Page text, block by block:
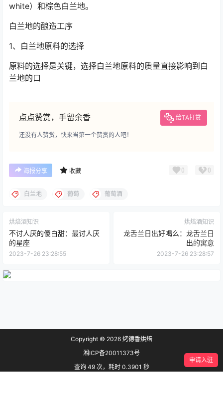
white）和棕色白兰地。
白兰地的酿造工序
1、白兰地原料的选择
原料的选择是关键，选择白兰地原料的质量直接影响到白
兰地的口
点点赞赏，手留余香 给TA打赏
还没有人赞赏，快来当第一个赞赏的人吧！
海报分享 收藏 0 0
白兰地 葡萄 葡萄酒
烘焙酒知识
不讨人厌的傻白甜：最讨人厌
的星座
2023-7-26 23:28:55
烘焙酒知识
龙舌兰日出好喝么：龙舌兰日
出的寓意
2023-7-26 23:28:57
Copyright © 2026 烤德香烘焙
湘ICP备20011373号
查询 49 次，耗时 0.3901 秒
申请入驻